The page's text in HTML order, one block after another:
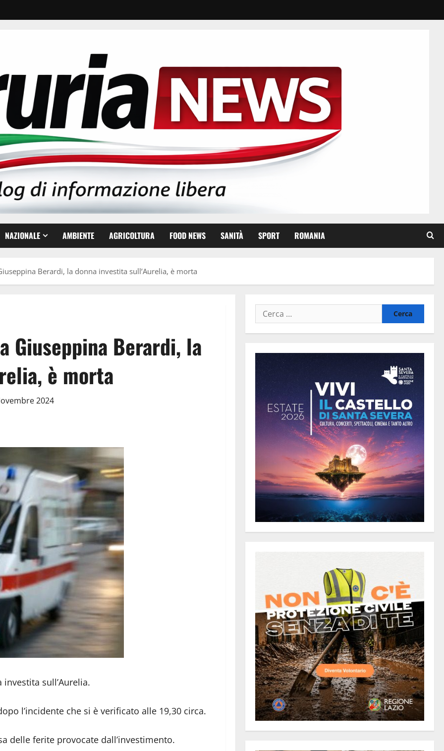
NAZIONALE AMBIENTE AGRICOLTURA FOOD NEWS SANITÀ SPORT ROMANIA
Berardi, la donna investita sull’Aurelia, è morta
Giuseppina Berardi, la
è morta
2024
investita sull’Aurelia.
l’incidente che si è verificato alle 19,30 circa.
delle ferite provocate dall’investimento.
Ricerca
per: